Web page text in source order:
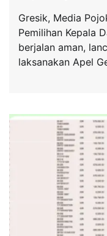
Gresik, Media
Pemilihan Kepala
berjalan aman,
laksanakan Apel